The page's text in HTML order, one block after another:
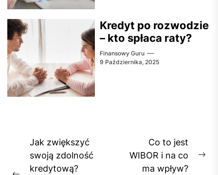
Kredyt po rozwodzie
– kto spłaca raty?
Finansowy Guru
9 Października, 2025
Nawigacja
wpisu
Jak zwiększyć
swoją zdolność
kredytową?
Co to jest
WIBOR i na co
ma wpływ?